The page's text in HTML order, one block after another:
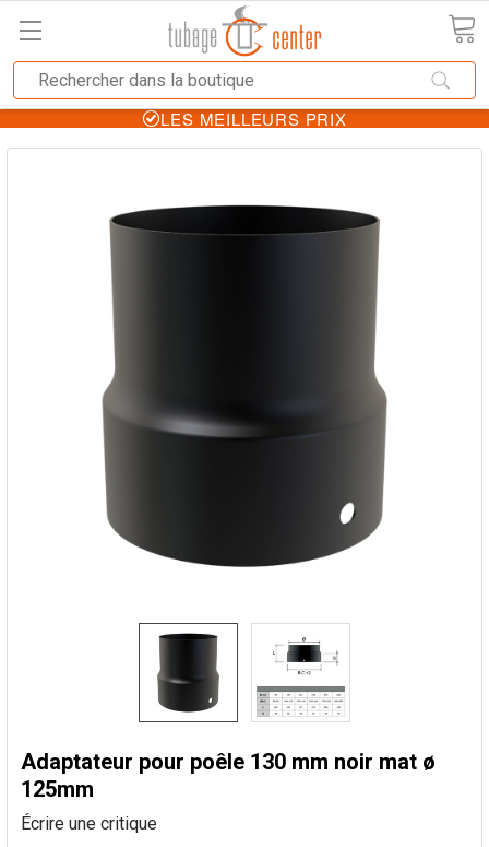
LES MEILLEURS PRIX
Adaptateur pour poêle 130 mm noir mat ø
125mm
Écrire une critique